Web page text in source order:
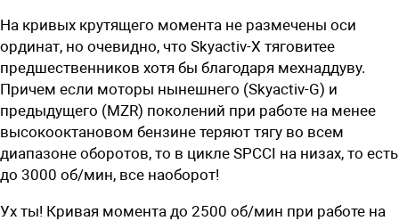
На кривых крутящего момента не размечены оси
ординат, но очевидно, что Skyactiv-X тяговитее
предшественников хотя бы благодаря мехнаддуву.
Причем если моторы нынешнего (Skyactiv-G) и
предыдущего (MZR) поколений при работе на менее
высокооктановом бензине теряют тягу во всем
диапазоне оборотов, то в цикле SPCCI на низах, то есть
до 3000 об/мин, все наоборот!
Ух ты! Кривая момента до ­­2500 ­об/­мин при работе на